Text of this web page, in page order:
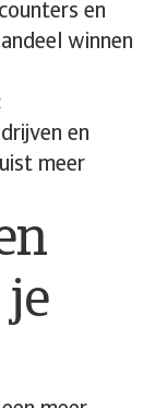
en
winnen
en
meer